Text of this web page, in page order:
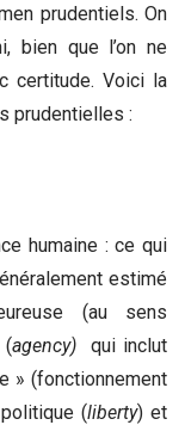
prudentiels. On
bien que l’on ne
certitude. Voici la
prudentielles :
humaine : ce qui
estimé
(au sens
(agency)
qui inclut
» (fonctionnement
(liberty) et